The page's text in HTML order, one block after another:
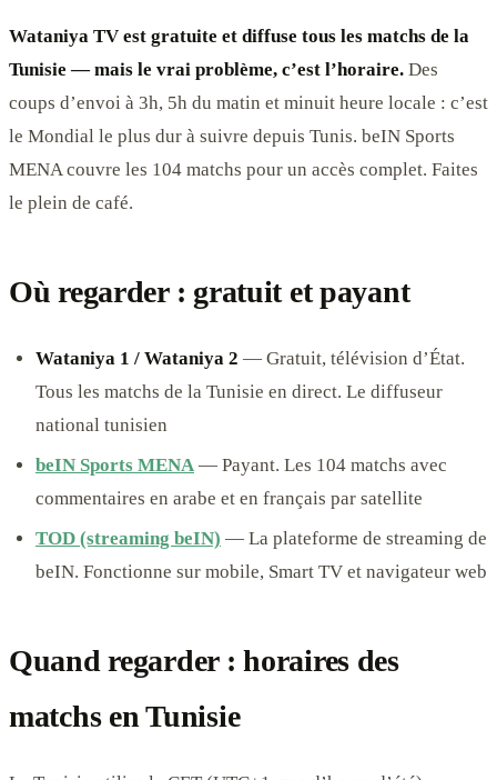
Wataniya TV est gratuite et diffuse tous les matchs de la
Tunisie — mais le vrai problème, c’est l’horaire. Des
coups d’envoi à 3h, 5h du matin et minuit heure locale : c’est
le Mondial le plus dur à suivre depuis Tunis. beIN Sports
MENA couvre les 104 matchs pour un accès complet. Faites
le plein de café.
Où regarder : gratuit et payant
Wataniya 1 / Wataniya 2 — Gratuit, télévision d’État.
Tous les matchs de la Tunisie en direct. Le diffuseur
national tunisien
beIN Sports MENA — Payant. Les 104 matchs avec
commentaires en arabe et en français par satellite
TOD (streaming beIN) — La plateforme de streaming de
beIN. Fonctionne sur mobile, Smart TV et navigateur web
Quand regarder : horaires des
matchs en Tunisie